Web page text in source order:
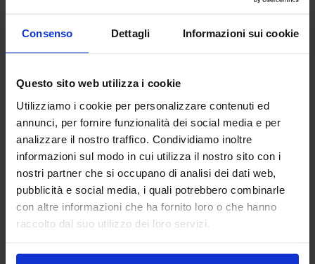
Consenso Dettagli Informazioni sui cookie
Questo sito web utilizza i cookie
Utilizziamo i cookie per personalizzare contenuti ed
annunci, per fornire funzionalità dei social media e per
analizzare il nostro traffico. Condividiamo inoltre
informazioni sul modo in cui utilizza il nostro sito con i
nostri partner che si occupano di analisi dei dati web,
pubblicità e social media, i quali potrebbero combinarle
con altre informazioni che ha fornito loro o che hanno
raccolto dal suo utilizzo dei loro servizi.
Prodotti correlati